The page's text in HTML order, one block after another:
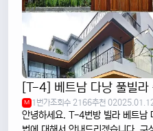
[T-4] 베트남 다낭 풀빌
M 1번가조회수 2166추천 0
안녕하세요. T-4번방 빌라 베트남